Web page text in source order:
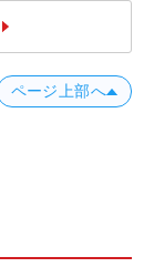
ページ上部へ